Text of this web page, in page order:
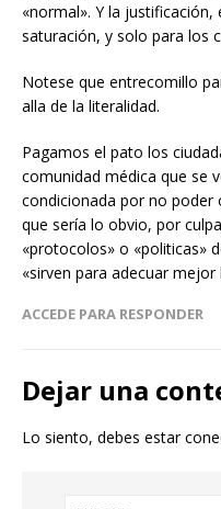
«normal». Y la
saturación, y solo para los
Notese que entrecomillo
alla de la literalidad.
Pagamos el pato los
comunidad médica que se
condicionada por no poder
que sería lo obvio, por
«protocolos» o «politicas»
«sirven para adecuar mejor
ACCEDE PARA RESPONDER
Dejar una
Lo siento, debes estar